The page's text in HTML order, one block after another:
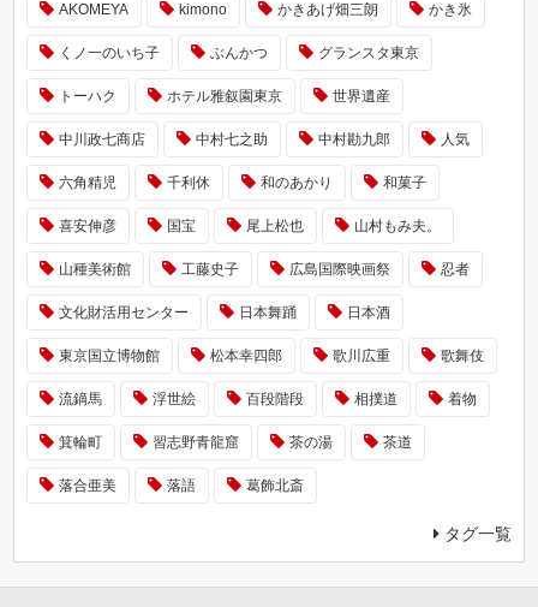
AKOMEYA kimono かきあげ畑三朗 かき氷
くノ一のいち子 ぶんかつ グランスタ東京
トーハク ホテル雅叙園東京 世界遺産
中川政七商店 中村七之助 中村勘九郎 人気
六角精児 千利休 和のあかり 和菓子
喜安伸彦 国宝 尾上松也 山村もみ夫。
山種美術館 工藤史子 広島国際映画祭 忍者
文化財活用センター 日本舞踊 日本酒
東京国立博物館 松本幸四郎 歌川広重 歌舞伎
流鏑馬 浮世絵 百段階段 相撲道 着物
箕輪町 習志野青龍窟 茶の湯 茶道
落合亜美 落語 葛飾北斎
タグ一覧